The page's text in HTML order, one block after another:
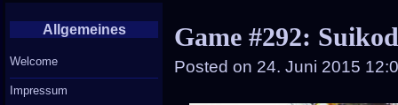
Game #292:
Posted on 24. Juni 2015
Allgemeines
Welcome
Impressum